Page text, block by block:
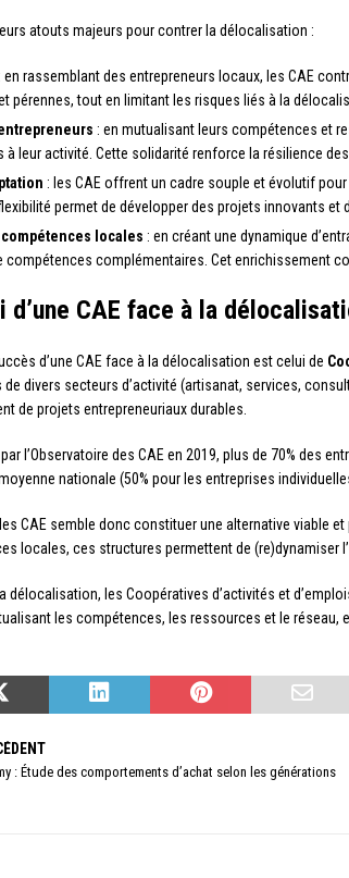
atouts majeurs pour contrer la délocalisation :
: en rassemblant des entrepreneurs locaux, les CAE
pérennes, tout en limitant les risques liés à la
: en mutualisant leurs compétences et
à leur activité. Cette solidarité renforce la résilience
: les CAE offrent un cadre souple et évolutif
permet de développer des projets innovants et
locales : en créant une dynamique
compétences complémentaires. Cet enrichissement
d’une CAE face à la
d’une CAE face à la délocalisation est celui de
divers secteurs d’activité (artisanat, services,
de projets entrepreneuriaux durables.
l’Observatoire des CAE en 2019, plus de 70% des
nationale (50% pour les entreprises
CAE semble donc constituer une alternative viable
locales, ces structures permettent de (re)dynamiser
délocalisation, les Coopératives d’activités et
les compétences, les ressources et le
: Étude des comportements d’achat selon les générations